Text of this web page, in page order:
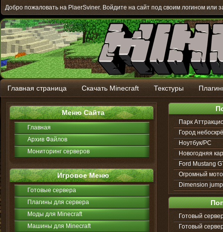
Добро пожаловать на PlaerSviner. Войдите на сайт под своим логином или
Главная страница Скачать Minecraft Текстуры
Меню Сайта
Главная
Архив Файлов
Мониторинг серверов
Игровое Меню
Готовые сервера
Плагины для сервера
Моды для Minecraft
Машины для Minecraft
Парк
Город
Ноутбук/PC
Новогодняя
Ford Mustang
Огромный
Dimension
Готовый
Готовый